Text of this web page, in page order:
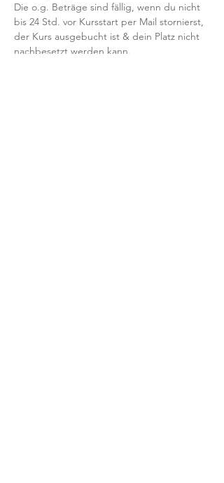
Die o.g. Beträge sind fällig, wenn du nicht
bis 24 Std. vor Kursstart per Mail stornierst,
der Kurs ausgebucht ist & dein Platz nicht
nachbesetzt werden kann.